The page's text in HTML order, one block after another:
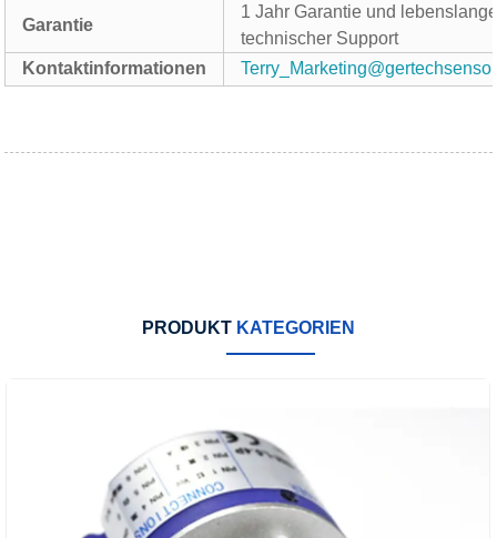
Garantie
1 Jahr Garantie und
technischer Support
Kontaktinformationen
PRODUKT KATEGORIEN